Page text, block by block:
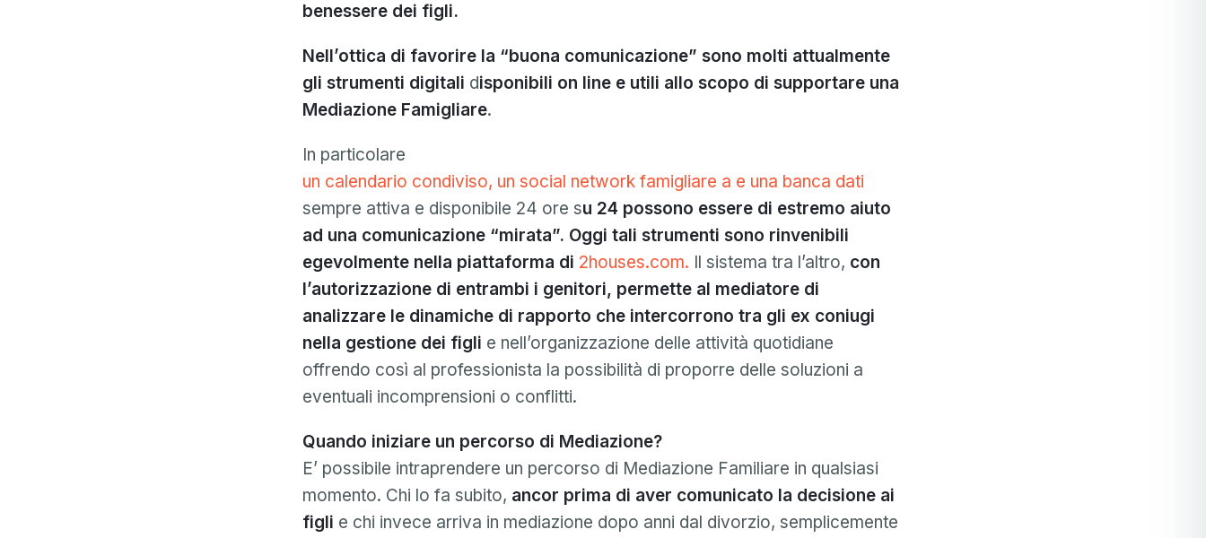
benessere dei figli.
Nell’ottica di favorire la “buona comunicazione” sono molti attualmente
gli strumenti digitali disponibili on line e utili allo scopo di supportare una
Mediazione Famigliare.
In particolare
un calendario condiviso, un social network famigliare a e una banca dati
sempre attiva e disponibile 24 ore su 24 possono essere di estremo aiuto
ad una comunicazione “mirata”. Oggi tali strumenti sono rinvenibili
egevolmente nella piattaforma di 2houses.com. Il sistema tra l’altro, con
l’autorizzazione di entrambi i genitori, permette al mediatore di
analizzare le dinamiche di rapporto che intercorrono tra gli ex coniugi
nella gestione dei figli e nell’organizzazione delle attività quotidiane
offrendo così al professionista la possibilità di proporre delle soluzioni a
eventuali incomprensioni o conflitti.
Quando iniziare un percorso di Mediazione?
E’ possibile intraprendere un percorso di Mediazione Familiare in qualsiasi
momento. Chi lo fa subito, ancor prima di aver comunicato la decisione ai
figli e chi invece arriva in mediazione dopo anni dal divorzio, semplicemente
Email
Email
o
password
invalide
Accesso
Hai dimenticato la password?
Oppure accedi con
Facebook Google Apple
Email
Conferma password
Creare il mio account
O registrati da